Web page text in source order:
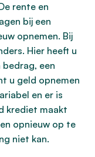
rente en
bij een
opnemen. Bij
Hier heeft u
een
u geld opnemen
en er is
krediet maakt
opnieuw op te
niet kan.